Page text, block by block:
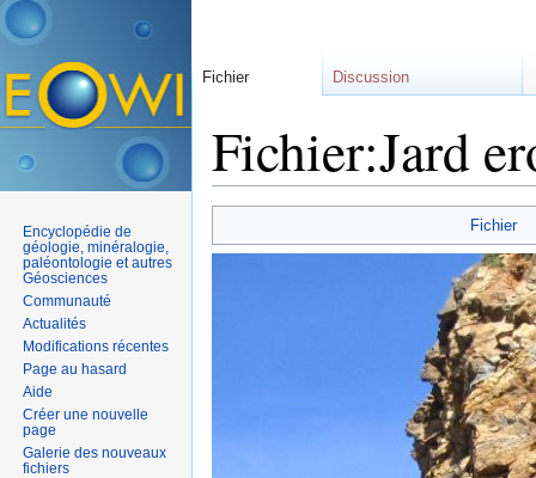
Fichier:Jard
Fichier
Fichier Discussion
Encyclopédie de
géologie, minéralogie,
paléontologie et autres
Géosciences
Communauté
Actualités
Modifications récentes
Page au hasard
Aide
Créer une nouvelle
page
Galerie des nouveaux
fichiers